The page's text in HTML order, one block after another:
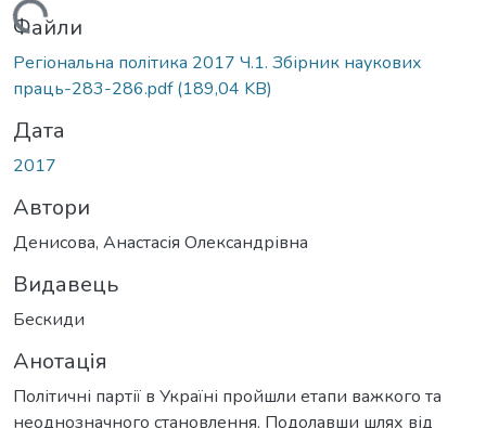
Вантажиться...
Файли
Регіональна політика 2017 Ч.1. Збірник наукових
праць-283-286.pdf(189,04 KB)
Дата
2017
Автори
Денисова, Анастасія Олександрівна
Видавець
Бескиди
Анотація
Політичні партії в Україні пройшли етапи важкого та
неоднозначного становлення. Подолавши шлях від